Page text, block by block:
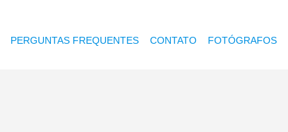
PERGUNTAS FREQUENTES CONTATO FOTÓGRAFOS